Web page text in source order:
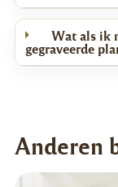
Wat als ik
gegraveerde
Anderen